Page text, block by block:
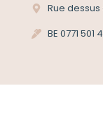
Rue
BE 0771 501